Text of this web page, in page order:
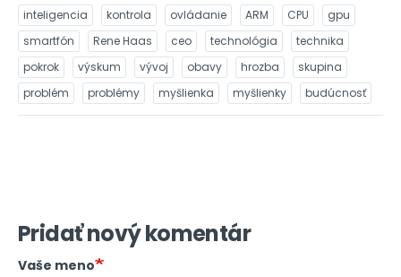
inteligencia
kontrola ovládanie ARM CPU
gpu
smartfón
Rene Haas ceo technológia
technika
pokrok
výskum vývoj obavy hrozba
skupina
problém
problémy myšlienka myšlienky budúcnosť
Pridať nový komentár
Vaše meno